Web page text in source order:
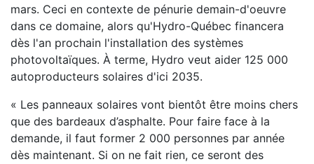
mars. Ceci en contexte de pénurie demain-d'oeuvre
dans ce domaine, alors qu'Hydro-Québec financera
dès l'an prochain l'installation des systèmes
photovoltaïques. À terme, Hydro veut aider 125 000
autoproducteurs solaires d'ici 2035.
« Les panneaux solaires vont bientôt être moins chers
que des bardeaux d’asphalte. Pour faire face à la
demande, il faut former 2 000 personnes par année
dès maintenant. Si on ne fait rien, ce seront des